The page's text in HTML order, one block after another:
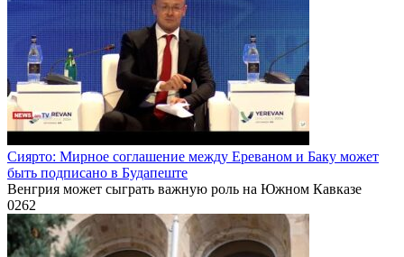
Сиярто: Мирное соглашение между Ереваном и Баку может
быть подписано в Будапеште
Венгрия может сыграть важную роль на Южном Кавказе
0262